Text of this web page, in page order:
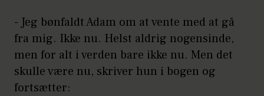
- Jeg bønfaldt Adam om at vente med at gå
fra mig. Ikke nu. Helst aldrig nogensinde,
men for alt i verden bare ikke nu. Men det
skulle være nu, skriver hun i bogen og
fortsætter: